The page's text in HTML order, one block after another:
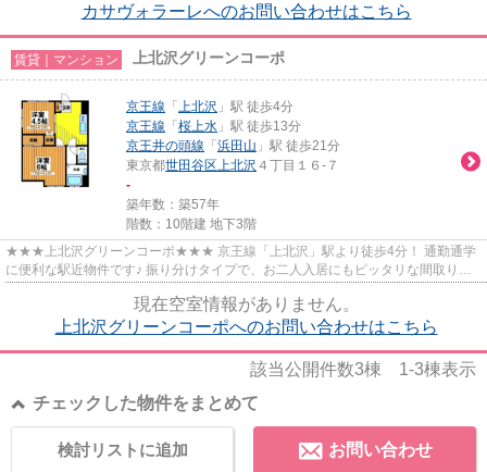
カサヴォラーレへのお問い合わせはこちら
賃貸｜マンション 上北沢グリーンコーポ
京王線 「 上北沢 」駅 徒歩4分
京王線 「 桜上水 」駅 徒歩13分
京王井の頭線 「 浜田山 」駅 徒歩21分
東京都世田谷区上北沢 ４丁目１６-７
-
築年数：築57年
階数：10階建 地下3階
★★★上北沢グリーンコーポ★★★ 京王線「上北沢」駅より徒歩4分！ 通勤通学
に便利な駅近物件です♪ 振り分けタイプで、お二人入居にもピッタリな間取り。
現在空室情報がありません。
上北沢グリーンコーポへのお問い合わせはこちら
該当公開件数3棟 1-3棟表示
チェックした物件をまとめて
お問い合わせ
検討リストに追加